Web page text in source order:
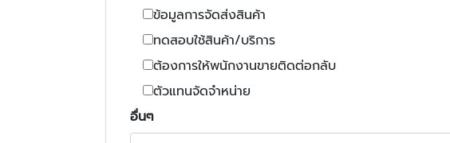
ข้อมูลการจัดส่งสินค้า
ทดสอบใช้สินค้า/บริการ
ต้องการให้พนักงานขายติดต่อกลับ
ตัวแทนจัดจำหน่าย
อื่นๆ